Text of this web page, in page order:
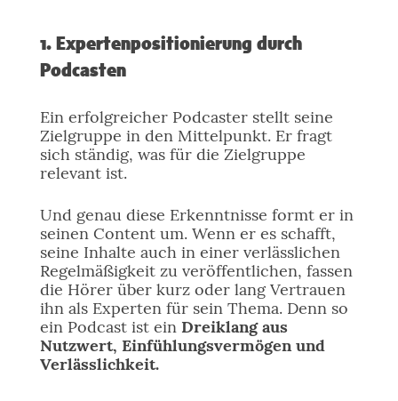
1. Expertenpositionierung durch
Podcasten
Ein erfolgreicher Podcaster stellt seine
Zielgruppe in den Mittelpunkt. Er fragt
sich ständig, was für die Zielgruppe
relevant ist.
Und genau diese Erkenntnisse formt er in
seinen Content um. Wenn er es schafft,
seine Inhalte auch in einer verlässlichen
Regelmäßigkeit zu veröffentlichen, fassen
die Hörer über kurz oder lang Vertrauen
ihn als Experten für sein Thema. Denn so
ein Podcast ist ein Dreiklang aus
Nutzwert, Einfühlungsvermögen und
Verlässlichkeit.